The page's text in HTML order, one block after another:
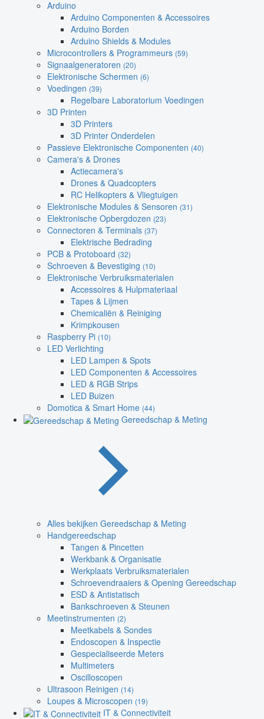
Arduino
Arduino Componenten & Accessoires
Arduino Borden
Arduino Shields & Modules
Microcontrollers & Programmeurs (59)
Signaalgeneratoren (20)
Elektronische Schermen (6)
Voedingen (39)
Regelbare Laboratorium Voedingen
3D Printen
3D Printers
3D Printer Onderdelen
Passieve Elektronische Componenten (40)
Camera's & Drones
Actiecamera's
Drones & Quadcopters
RC Helikopters & Vliegtuigen
Elektronische Modules & Sensoren (31)
Elektronische Opbergdozen (23)
Connectoren & Terminals (37)
Elektrische Bedrading
PCB & Protoboard (32)
Schroeven & Bevestiging (10)
Elektronische Verbruiksmaterialen
Accessoires & Hulpmateriaal
Tapes & Lijmen
Chemicaliën & Reiniging
Krimpkousen
Raspberry Pi (10)
LED Verlichting
LED Lampen & Spots
LED Componenten & Accessoires
LED & RGB Strips
LED Buizen
Domotica & Smart Home (44)
Gereedschap & Meting
Alles bekijken Gereedschap & Meting
Handgereedschap
Tangen & Pincetten
Werkbank & Organisatie
Werkplaats Verbruiksmaterialen
Schroevendraaiers & Opening Gereedschap
ESD & Antistatisch
Bankschroeven & Steunen
Meetinstrumenten (2)
Meetkabels & Sondes
Endoscopen & Inspectie
Gespecialiseerde Meters
Multimeters
Oscilloscopen
Ultrasoon Reinigen (14)
Loupes & Microscopen (19)
IT & Connectiviteit